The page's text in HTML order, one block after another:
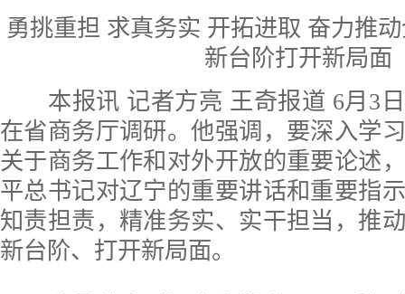
勇挑重担 求真务实 开拓进取 奋力推
新台阶打开新局面
本报讯 记者方亮 王奇报道 6月3日
在省商务厅调研。他强调，要深入学
关于商务工作和对外开放的重要论述
平总书记对辽宁的重要讲话和重要指
知责担责，精准务实、实干担当，推
新台阶、打开新局面。